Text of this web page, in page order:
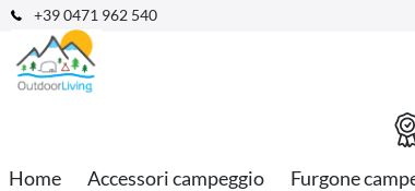
+39 0471 962 540
Home Accessori campeggio Furgone